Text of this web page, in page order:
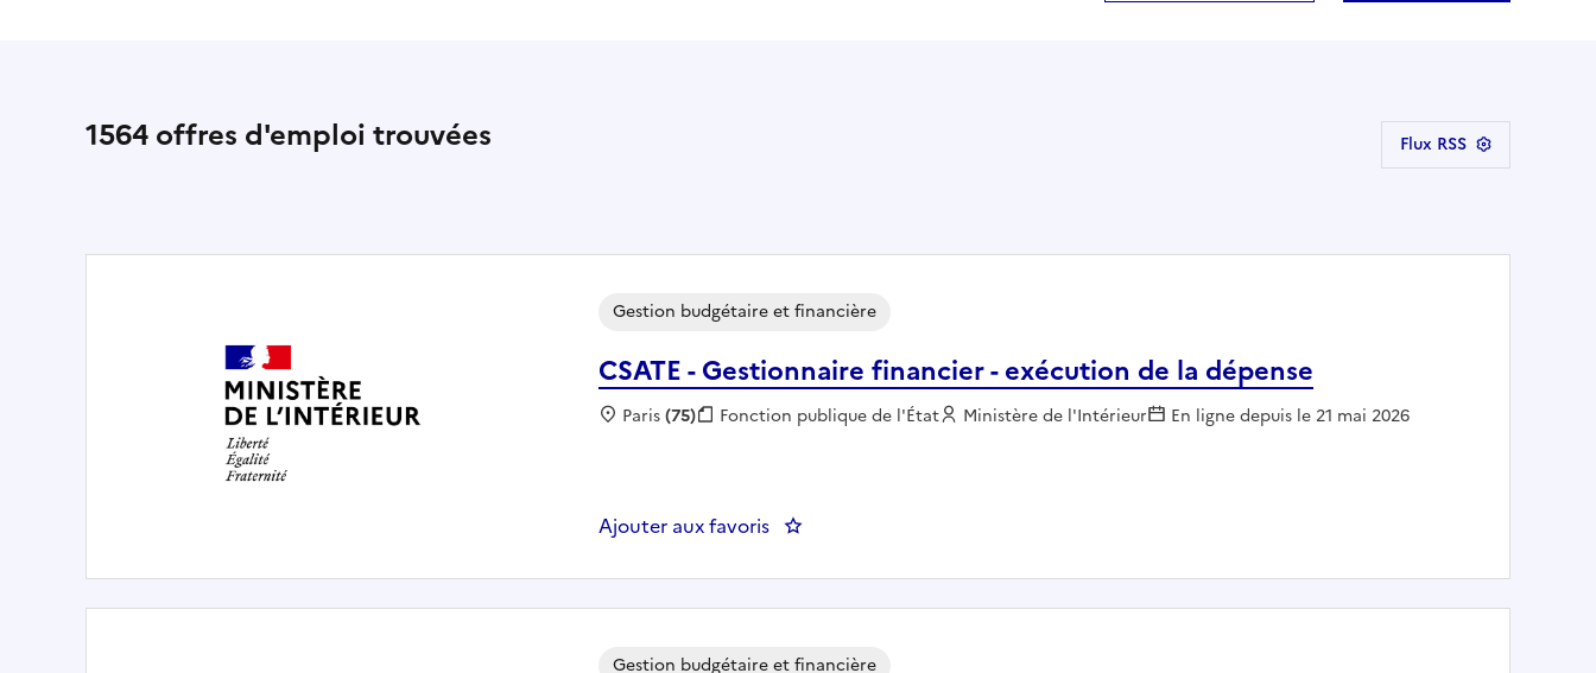
1564offres d'emploi trouvées Flux RSS
CSATE - Gestionnaire financier - exécution de la dépense
Gestion budgétaire et financière
Localisation :
Paris(75) Fonction publique :
Fonction publique de l'État Employeur :
Ministère de l'Intérieur En ligne depuis le 21 mai 2026
Ajouter aux favoris : CSATE - Gestionnaire financier - exécution de la dépense
Gestion budgétaire et financière